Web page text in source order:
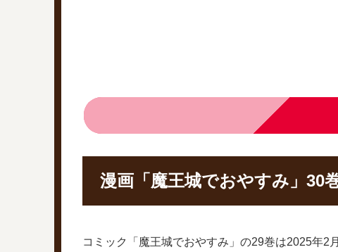
漫画「魔王城でおやすみ」30
コミック「魔王城でおやすみ」の29巻は2025年2